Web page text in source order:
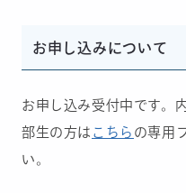
お申し込みについて
お申し込み受付中です。
部生の方は こちら の専用
い。